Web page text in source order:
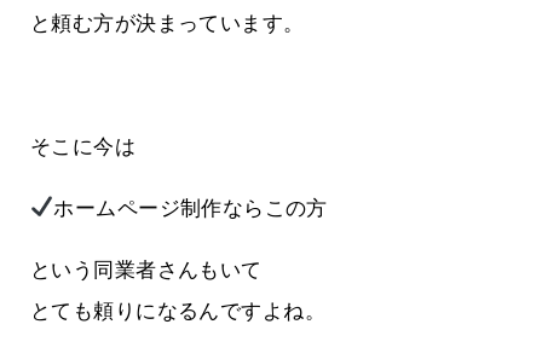
と頼む方が決まっています。
そこに今は
ホームページ制作ならこの方
という同業者さんもいて
とても頼りになるんですよね。